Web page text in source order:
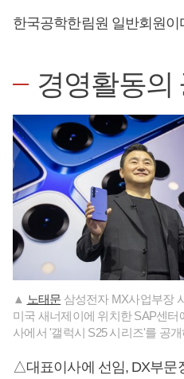
한국공학한림원 일반회원이
경영활동의
▲ 노태문 삼성전자 MX사업부장
미국 새너제이에 위치한 SAP센터
사에서 '갤럭시 S25 시리즈'를 공
△대표이사에 선임, DX부문